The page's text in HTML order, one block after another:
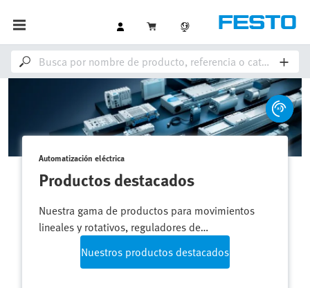
Automatización eléctrica
Simplified Motion Series
Automatice eléctricamente movimientos simples
lineales y giratorios: compacto, flexible y con
comunicación mediante IO-Link.
Más sobre el producto